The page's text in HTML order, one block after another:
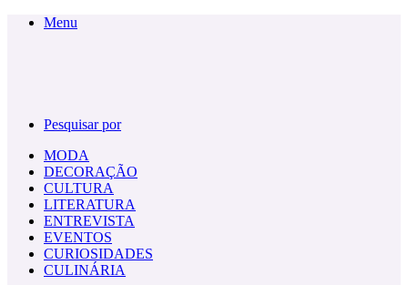
Menu
Pesquisar por
MODA
DECORAÇÃO
CULTURA
LITERATURA
ENTREVISTA
EVENTOS
CURIOSIDADES
CULINÁRIA